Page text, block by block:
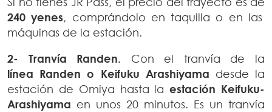
240 yenes, comprándolo en taquilla o en las
máquinas de la estación.
2- Tranvía Randen. Con el tranvía de la
línea Randen o Keifuku Arashiyama desde la
estación de Omiya hasta laestación Keifuku-
Arashiyama en unos 20 minutos. Es un tranvía